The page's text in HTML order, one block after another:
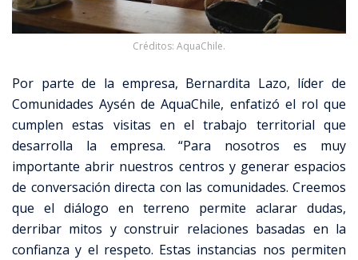
Créditos: AquaChile.
Por parte de la empresa, Bernardita Lazo, líder de
Comunidades Aysén de AquaChile, enfatizó el rol que
cumplen estas visitas en el trabajo territorial que
desarrolla la empresa. “Para nosotros es muy
importante abrir nuestros centros y generar espacios
de conversación directa con las comunidades. Creemos
que el diálogo en terreno permite aclarar dudas,
derribar mitos y construir relaciones basadas en la
confianza y el respeto. Estas instancias nos permiten